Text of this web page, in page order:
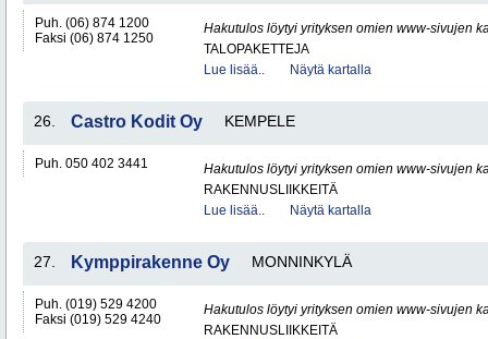
Puh. (06) 874 1200
Faksi (06) 874 1250
Hakutulos löytyi yrityksen omien www-sivujen
TALOPAKETTEJA
Lue lisää..
Näytä kartalla
26. Castro Kodit Oy KEMPELE
Puh. 050 402 3441
Hakutulos löytyi yrityksen omien www-sivujen
RAKENNUSLIIKKEITÄ
Lue lisää..
Näytä kartalla
27. Kymppirakenne Oy MONNINKYLÄ
Puh. (019) 529 4200
Faksi (019) 529 4240
Hakutulos löytyi yrityksen omien www-sivujen
RAKENNUSLIIKKEITÄ